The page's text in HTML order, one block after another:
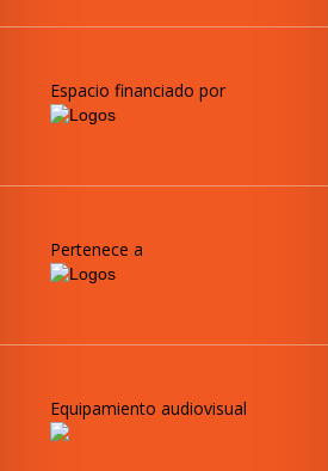
Espacio financiado por
Pertenece a
Equipamiento audiovisual